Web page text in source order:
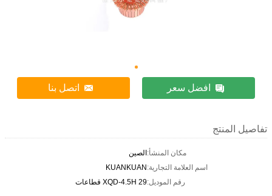
افضل سعر اتصل بنا
تفاصيل المنتج
مكان المنشأ:الصين
اسم العلامة التجارية:KUANKUAN
رقم الموديل:XQD-4.5H 29 قطاعات